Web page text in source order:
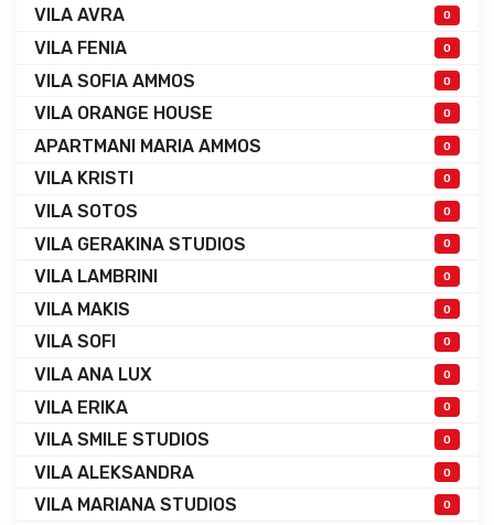
VILA AVRA 0
VILA FENIA 0
VILA SOFIA AMMOS 0
VILA ORANGE HOUSE 0
APARTMANI MARIA AMMOS 0
VILA KRISTI 0
VILA SOTOS 0
VILA GERAKINA STUDIOS 0
VILA LAMBRINI 0
VILA MAKIS 0
VILA SOFI 0
VILA ANA LUX 0
VILA ERIKA 0
VILA SMILE STUDIOS 0
VILA ALEKSANDRA 0
VILA MARIANA STUDIOS 0